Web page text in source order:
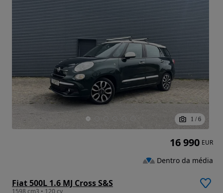
1 / 6
Fiat 500L 1.6 MJ Cross S&S
1598 cm3 • 120 cv
16 990 EUR
Dentro da média